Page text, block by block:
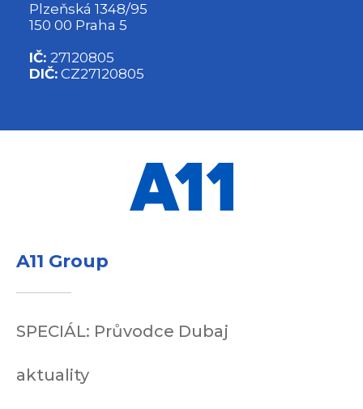
Plzeňská 1348/95
150 00 Praha 5
IČ: 27120805
DIČ: CZ27120805
A11 Group
SPECIÁL: Průvodce Dubaj
aktuality